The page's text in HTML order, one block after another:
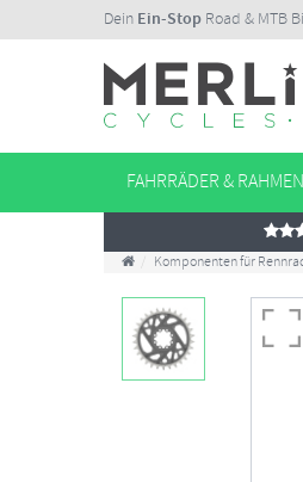
Dein Ein-Stop Road & MTB
FAHRRÄDER & RAHMEN
Komponenten für